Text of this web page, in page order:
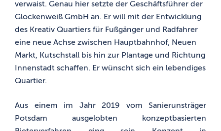
verwaist. Genau hier setzte der Geschäftsführer der
Glockenweiß GmbH an. Er will mit der Entwicklung
des Kreativ Quartiers für Fußgänger und Radfahrer
eine neue Achse zwischen Hauptbahnhof, Neuen
Markt, Kutschstall bis hin zur Plantage und Richtung
Innenstadt schaffen. Er wünscht sich ein lebendiges
Quartier.
Aus einem im Jahr 2019 vom Sanierunsträger
Potsdam ausgelobten konzeptbasierten